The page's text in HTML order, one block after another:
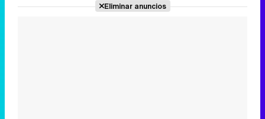
Eliminar anuncios